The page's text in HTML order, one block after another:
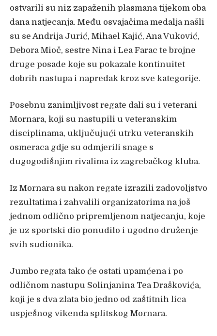
ostvarili su niz zapaženih plasmana tijekom oba
dana natjecanja. Među osvajačima medalja našli
su se Andrija Jurić, Mihael Kajić, Ana Vuković,
Debora Mioč, sestre Nina i Lea Farac te brojne
druge posade koje su pokazale kontinuitet
dobrih nastupa i napredak kroz sve kategorije.
Posebnu zanimljivost regate dali su i veterani
Mornara, koji su nastupili u veteranskim
disciplinama, uključujući utrku veteranskih
osmeraca gdje su odmjerili snage s
dugogodišnjim rivalima iz zagrebačkog kluba.
Iz Mornara su nakon regate izrazili zadovoljstvo
rezultatima i zahvalili organizatorima na još
jednom odlično pripremljenom natjecanju, koje
je uz sportski dio ponudilo i ugodno druženje
svih sudionika.
Jumbo regata tako će ostati upamćena i po
odličnom nastupu Solinjanina Tea Draškovića,
koji je s dva zlata bio jedno od zaštitnih lica
uspješnog vikenda splitskog Mornara.